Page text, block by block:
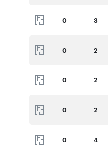
0 3
0 2
0 2
0 2
0 4